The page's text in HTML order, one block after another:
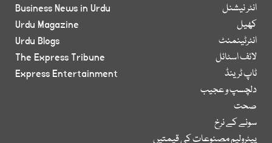
انٹر نیشنل
کھیل
انٹرٹینمنٹ
لائف اسٹائل
ٹاپ ٹرینڈ
دلچسپ و عجیب
صحت
سونے کے نرخ
پیٹرولیم مصنوعات کی قیمتیں
Business News in Urdu
Urdu Magazine
Urdu Blogs
The Express Tribune
Express Entertainment